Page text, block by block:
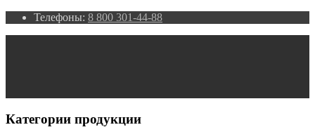
Телефоны: 8 800 301-44-88
Категории продукции